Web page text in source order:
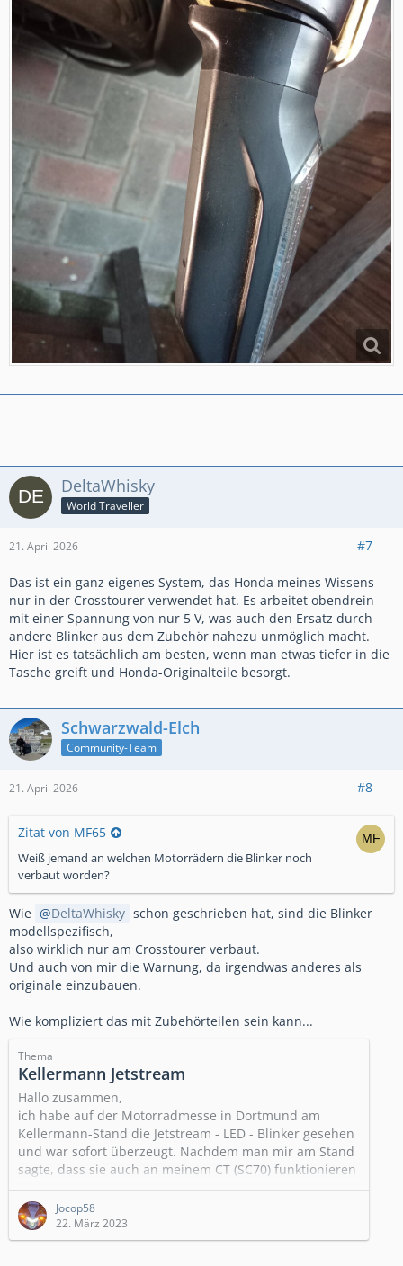
DeltaWhisky
World Traveller
21. April 2026 #7
Das ist ein ganz eigenes System, das Honda meines Wissens
nur in der Crosstourer verwendet hat. Es arbeitet obendrein
mit einer Spannung von nur 5 V, was auch den Ersatz durch
andere Blinker aus dem Zubehör nahezu unmöglich macht.
Hier ist es tatsächlich am besten, wenn man etwas tiefer in die
Tasche greift und Honda-Originalteile besorgt.
Schwarzwald-Elch
Community-Team
21. April 2026 #8
Zitat von MF65
Weiß jemand an welchen Motorrädern die Blinker noch
verbaut worden?
Wie DeltaWhisky schon geschrieben hat, sind die Blinker
modellspezifisch,
also wirklich nur am Crosstourer verbaut.
Und auch von mir die Warnung, da irgendwas anderes als
originale einzubauen.
Wie kompliziert das mit Zubehörteilen sein kann...
Thema
Kellermann Jetstream
Hallo zusammen,
ich habe auf der Motorradmesse in Dortmund am
Kellermann-Stand die Jetstream - LED - Blinker gesehen
und war sofort überzeugt. Nachdem man mir am Stand
sagte, dass sie auch an meinem CT (SC70) funktionieren
würden, habe ich sie gekauft.
Nun stellt sich aber heraus, dass die Original-LED-
Blinker mit ein Spannung von 5 - 9 V versorgt werden.
Diese reicht offensichtlich jedoch nicht, um den
Jocop58
22. März 2023